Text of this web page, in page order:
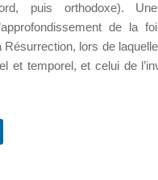
puis orthodoxe).
de la
Résurrection, lors de
et temporel, et celui de